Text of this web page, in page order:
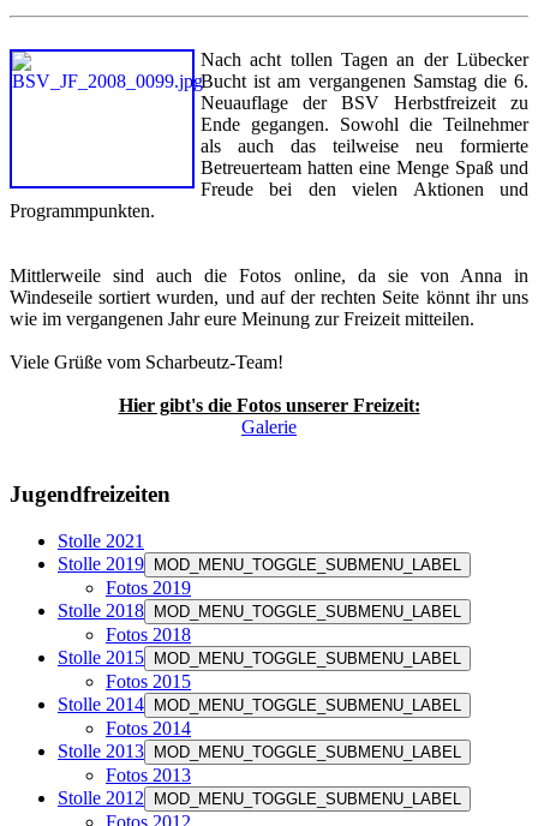
Nach acht tollen Tagen an der Lübecker
Bucht ist am vergangenen Samstag die 6.
Neuauflage der BSV Herbstfreizeit zu
Ende gegangen. Sowohl die Teilnehmer
als auch das teilweise neu formierte
Betreuerteam hatten eine Menge Spaß und
Freude bei den vielen Aktionen und
Programmpunkten.
Mittlerweile sind auch die Fotos online, da sie von Anna in
Windeseile sortiert wurden, und auf der rechten Seite könnt ihr uns
wie im vergangenen Jahr eure Meinung zur Freizeit mitteilen.
Viele Grüße vom Scharbeutz-Team!
Hier gibt's die Fotos unserer Freizeit:
Galerie
Jugendfreizeiten
Stolle 2021
Stolle 2019
MOD_MENU_TOGGLE_SUBMENU_LABEL
Fotos 2019
Stolle 2018
MOD_MENU_TOGGLE_SUBMENU_LABEL
Fotos 2018
Stolle 2015
MOD_MENU_TOGGLE_SUBMENU_LABEL
Fotos 2015
Stolle 2014
MOD_MENU_TOGGLE_SUBMENU_LABEL
Fotos 2014
Stolle 2013
MOD_MENU_TOGGLE_SUBMENU_LABEL
Fotos 2013
Stolle 2012
MOD_MENU_TOGGLE_SUBMENU_LABEL